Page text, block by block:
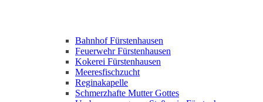
Bahnhof Fürstenhausen
Feuerwehr Fürstenhausen
Kokerei Fürstenhausen
Meeresfischzucht
Reginakapelle
Schmerzhafte Mutter Gottes